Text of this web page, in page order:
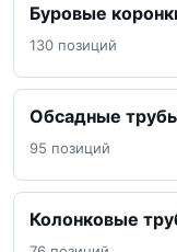
Буровые
130 позиций
Обсадные
95 позиций
Колонковые